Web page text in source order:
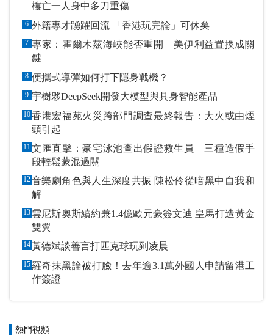
樓亡一人身中多刀重傷
6 外籍專才踴躍回流 「香港玩完論」可休矣
7 專家：霍爾木茲海峽能否重開 美伊利益置換成關
鍵
8 便攜式導彈如何打下隱身戰機？
9 宇樹夥DeepSeek開發大模型與具身智能產品
10香港宏福苑火災跨部門調查最終報告：大火或由煙
頭引起
11文匯直擊：豪宅泳池查出假證救生員 三種造假手
段輕鬆蒙混過關
12音樂劇角色與人生深度共振 陳松伶從暗黑中自我和
解
13 雲尼斯奧斯續約兼1.4億歐元豪簽文迪 皇馬打造黃金
雙翼
14黃德斌談善言打匹克球玩到凌晨
15羅奇抹黑論被打臉！去年逾3.1萬外國人申請留港工
作簽證
熱門視頻